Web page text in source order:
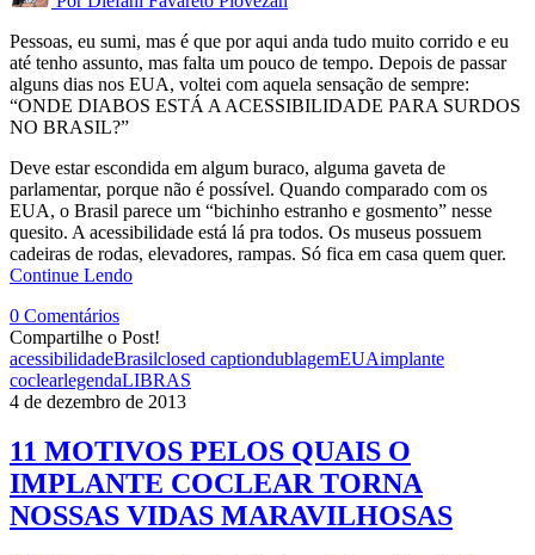
Pessoas, eu sumi, mas é que por aqui anda tudo muito corrido e eu
até tenho assunto, mas falta um pouco de tempo. Depois de passar
alguns dias nos EUA, voltei com aquela sensação de sempre:
“ONDE DIABOS ESTÁ A ACESSIBILIDADE PARA SURDOS
NO BRASIL?”
Deve estar escondida em algum buraco, alguma gaveta de
parlamentar, porque não é possível. Quando comparado com os
EUA, o Brasil parece um “bichinho estranho e gosmento” nesse
quesito. A acessibilidade está lá pra todos. Os museus possuem
cadeiras de rodas, elevadores, rampas. Só fica em casa quem quer.
Continue Lendo
0 Comentários
Compartilhe o Post!
acessibilidadeBrasilclosed captiondublagemEUAimplante
coclearlegendaLIBRAS
4 de dezembro de 2013
11 MOTIVOS PELOS QUAIS O
IMPLANTE COCLEAR TORNA
NOSSAS VIDAS MARAVILHOSAS